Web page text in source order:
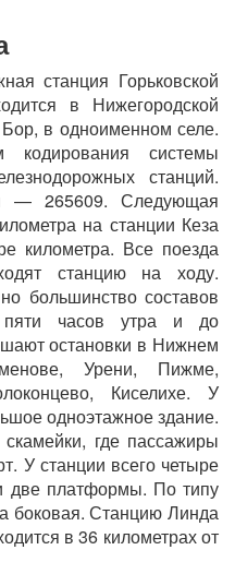
станция Горьковской
в Нижегородской
Бор, в одноименном селе.
кодирования системы
станций.
— 265609. Следующая
на станции Кеза
километра. Все поезда
станцию на ходу.
большинство составов
часов утра и до
остановки в Нижнем
Урени, Пижме,
Киселихе. У
одноэтажное здание.
где пассажиры
У станции всего четыре
две платформы. По типу
боковая. Станцию Линда
в 36 километрах от